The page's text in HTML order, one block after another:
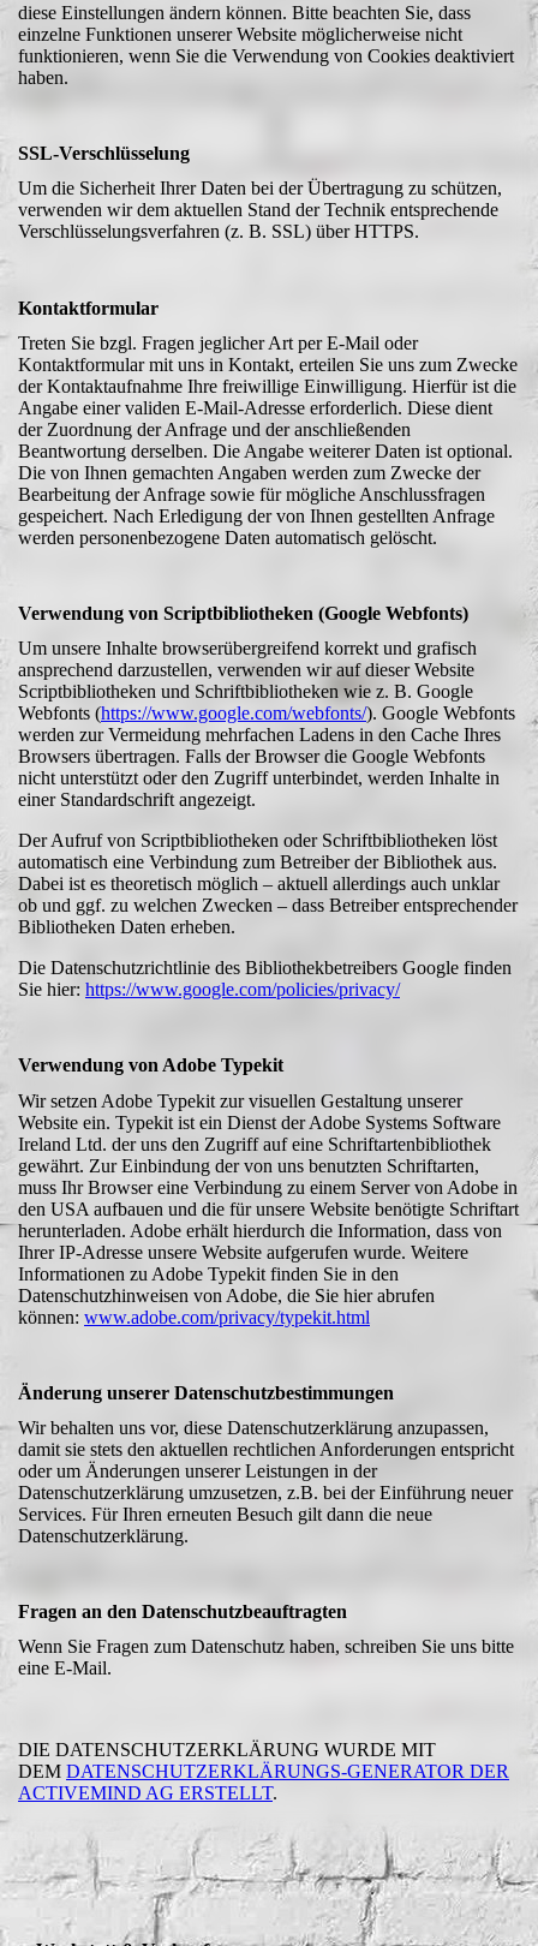
diese Einstellungen ändern können. Bitte beachten Sie, dass
einzelne Funktionen unserer Website möglicherweise nicht
funktionieren, wenn Sie die Verwendung von Cookies deaktiviert
haben.
SSL-Verschlüsselung
Um die Sicherheit Ihrer Daten bei der Übertragung zu schützen,
verwenden wir dem aktuellen Stand der Technik entsprechende
Verschlüsselungsverfahren (z. B. SSL) über HTTPS.
Kontaktformular
Treten Sie bzgl. Fragen jeglicher Art per E-Mail oder
Kontaktformular mit uns in Kontakt, erteilen Sie uns zum Zwecke
der Kontaktaufnahme Ihre freiwillige Einwilligung. Hierfür ist die
Angabe einer validen E-Mail-Adresse erforderlich. Diese dient
der Zuordnung der Anfrage und der anschließenden
Beantwortung derselben. Die Angabe weiterer Daten ist optional.
Die von Ihnen gemachten Angaben werden zum Zwecke der
Bearbeitung der Anfrage sowie für mögliche Anschlussfragen
gespeichert. Nach Erledigung der von Ihnen gestellten Anfrage
werden personenbezogene Daten automatisch gelöscht.
Verwendung von Scriptbibliotheken (Google Webfonts)
Um unsere Inhalte browserübergreifend korrekt und grafisch
ansprechend darzustellen, verwenden wir auf dieser Website
Scriptbibliotheken und Schriftbibliotheken wie z. B. Google
Webfonts (https://www.google.com/webfonts/). Google Webfonts
werden zur Vermeidung mehrfachen Ladens in den Cache Ihres
Browsers übertragen. Falls der Browser die Google Webfonts
nicht unterstützt oder den Zugriff unterbindet, werden Inhalte in
einer Standardschrift angezeigt.
Der Aufruf von Scriptbibliotheken oder Schriftbibliotheken löst
automatisch eine Verbindung zum Betreiber der Bibliothek aus.
Dabei ist es theoretisch möglich – aktuell allerdings auch unklar
ob und ggf. zu welchen Zwecken – dass Betreiber entsprechender
Bibliotheken Daten erheben.
Die Datenschutzrichtlinie des Bibliothekbetreibers Google finden
Sie hier: https://www.google.com/policies/privacy/
Verwendung von Adobe Typekit
Wir setzen Adobe Typekit zur visuellen Gestaltung unserer
Website ein. Typekit ist ein Dienst der Adobe Systems Software
Ireland Ltd. der uns den Zugriff auf eine Schriftartenbibliothek
gewährt. Zur Einbindung der von uns benutzten Schriftarten,
muss Ihr Browser eine Verbindung zu einem Server von Adobe in
den USA aufbauen und die für unsere Website benötigte Schriftart
herunterladen. Adobe erhält hierdurch die Information, dass von
Ihrer IP-Adresse unsere Website aufgerufen wurde. Weitere
Informationen zu Adobe Typekit finden Sie in den
Datenschutzhinweisen von Adobe, die Sie hier abrufen
können: www.adobe.com/privacy/typekit.html
Änderung unserer Datenschutzbestimmungen
Wir behalten uns vor, diese Datenschutzerklärung anzupassen,
damit sie stets den aktuellen rechtlichen Anforderungen entspricht
oder um Änderungen unserer Leistungen in der
Datenschutzerklärung umzusetzen, z.B. bei der Einführung neuer
Services. Für Ihren erneuten Besuch gilt dann die neue
Datenschutzerklärung.
Fragen an den Datenschutzbeauftragten
Wenn Sie Fragen zum Datenschutz haben, schreiben Sie uns bitte
eine E-Mail.
DIE DATENSCHUTZERKLÄRUNG WURDE MIT
DEM DATENSCHUTZERKLÄRUNGS-GENERATOR DER
ACTIVEMIND AG ERSTELLT.